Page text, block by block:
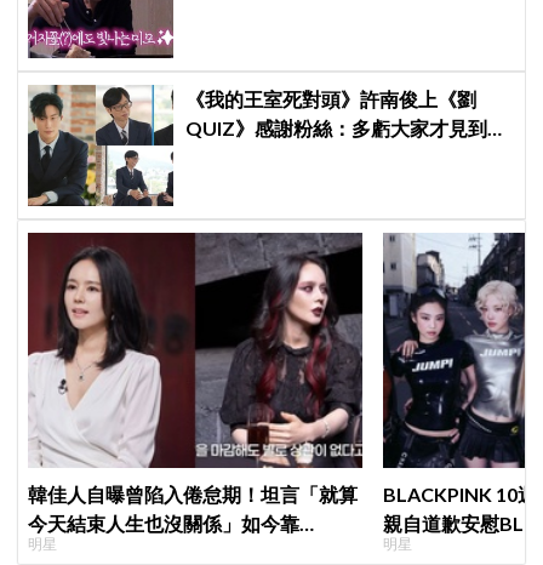
《我的王室死對頭》許南俊上《劉
QUIZ》感謝粉絲：多虧大家才見到劉
韓佳人自曝曾陷入倦怠期！坦言「就算
今天結束人生也沒關係」如今靠
YouTube重拾生活樂趣
明星
BLACKPINK 10
親自道歉安慰
直呼：「看了心
明星